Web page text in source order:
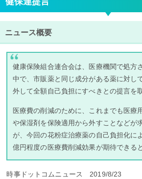
ニュース概要
健康保険組合連合会は、医療機関で処方
中で、市販薬と同じ成分がある薬に対し
外して全額自己負担にすべきとの提言を
医療費の削減のために、これまでも医療
や保湿剤を保険適用から外すことなどが
が、今回の花粉症治療薬の自己負担化に
億円程度の医療費削減効果が期待できる
時事ドットコムニュース 2019/8/23